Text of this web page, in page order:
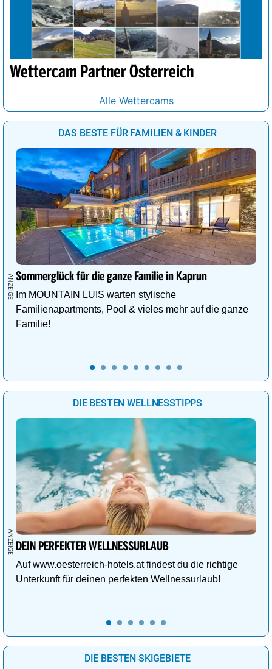
Wettercam Partner Österreich
Alle Wettercams
DAS BESTE FÜR FAMILIEN & KINDER
Sommerglück für die ganze Familie in Kaprun
Im MOUNTAIN LUIS warten stylische
Familienapartments, Pool & vieles mehr auf die ganze
Familie!
DIE BESTEN WELLNESSTIPPS
DEIN PERFEKTER WELLNESSURLAUB
Auf www.oesterreich-hotels.at findest du die richtige
Unterkunft für deinen perfekten Wellnessurlaub!
DIE BESTEN SKIGEBIETE